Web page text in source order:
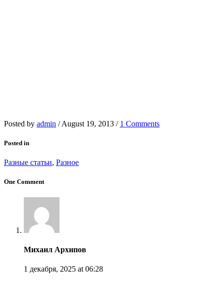
Posted by admin / August 19, 2013 / 1 Comments
Posted in
Разные статьи, Разное
One Comment
Михаил Архипов
1 декабря, 2025 at 06:28